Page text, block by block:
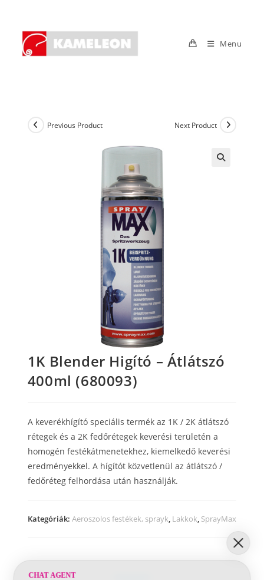
content
Menu
Previous Product Next Product
1K Blender Higító – Átlátszó
400ml (680093)
A keverékhígító speciális termék az 1K / 2K átlátszó
rétegek és a 2K fedőrétegek keverési területén a
homogén festékátmenetekhez, kiemelkedő keverési
eredményekkel. A hígítót közvetlenül az átlátszó /
fedőréteg felhordása után használják.
Kategóriák: Aeroszolos festékek, sprayk Lakkok SprayMax
CHAT AGENT